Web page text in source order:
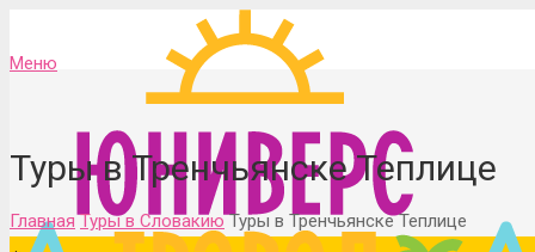
Меню
Туры в Тренчьянске Теплице
Главная Туры в Словакию Туры в Тренчьянске Теплице